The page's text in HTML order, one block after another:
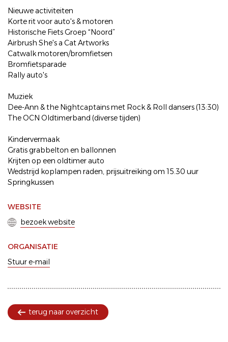
Nieuwe activiteiten
Korte rit voor auto's & motoren
Historische Fiets Groep “Noord”
Airbrush She's a Cat Artworks
Catwalk motoren/bromfietsen
Bromfietsparade
Rally auto's
Muziek
Dee-Ann & the Nightcaptains met Rock & Roll dansers (13:30)
The OCN Oldtimerband (diverse tijden)
Kindervermaak
Gratis grabbelton en ballonnen
Krijten op een oldtimer auto
Wedstrijd koplampen raden, prijsuitreiking om 15.30 uur
Springkussen
WEBSITE
bezoek website
ORGANISATIE
Stuur e-mail
terug naar overzicht